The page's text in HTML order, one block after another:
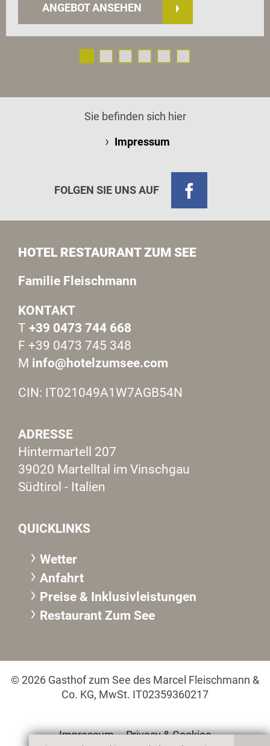
ANGEBOT ANSEHEN
Sie befinden sich hier
Impressum
FOLGEN SIE UNS AUF
HOTEL RESTAURANT ZUM SEE
Familie Fleischmann
KONTAKT
T +39 0473 744 668
F +39 0473 745 348
M info@hotelzumsee.com
CIN: IT021049A1W7AGB54N
ADRESSE
Hintermartell 207
39020 Martelltal im Vinschgau
Südtirol - Italien
QUICKLINKS
Wetter
Anfahrt
Preise & Inklusivleistungen
Restaurant Zum See
© 2026 Gasthof zum See des Marcel Fleischmann &
Co. KG, MwSt. IT02359360217
Impressum Privacy & Cookies